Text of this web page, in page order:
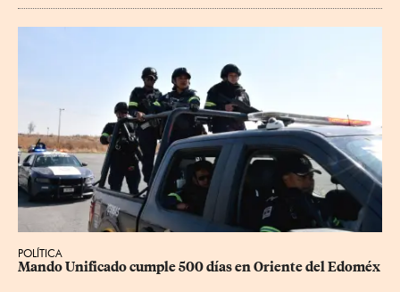
POLÍTICA
Mando Unificado cumple 500 días en Oriente del Edoméx